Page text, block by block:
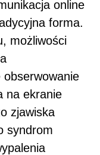
online
forma.
możliwości
obserwowanie
na ekranie
zjawiska
syndrom